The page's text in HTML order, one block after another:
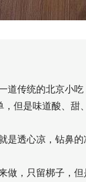
道传统的北京小吃
但是味道酸、甜
是透心凉，钻鼻的
做，只留梆子，但